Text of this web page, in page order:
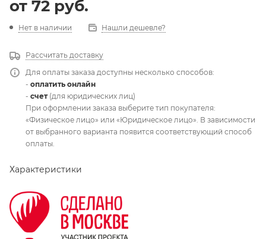
от 72 руб.
Нет в наличии Нашли дешевле?
Рассчитать доставку
Для оплаты заказа доступны несколько способов:
- оплатить онлайн
- счет(для юридических лиц)
При оформлении заказа выберите тип покупателя:
«Физическое лицо» или «Юридическое лицо». В зависимости
от выбранного варианта появится соответствующий способ
оплаты.
Характеристики